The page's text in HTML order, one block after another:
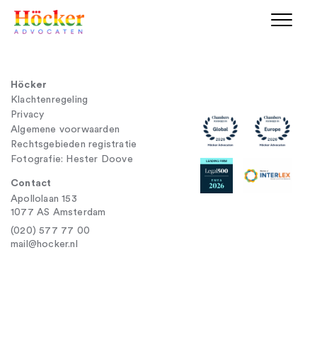
Höcker
Klachtenregeling
Privacy
Algemene voorwaarden
Rechtsgebieden registratie
Fotografie: Hester Doove
Contact
Apollolaan 153
1077 AS Amsterdam
(020) 577 77 00
mail@hocker.nl